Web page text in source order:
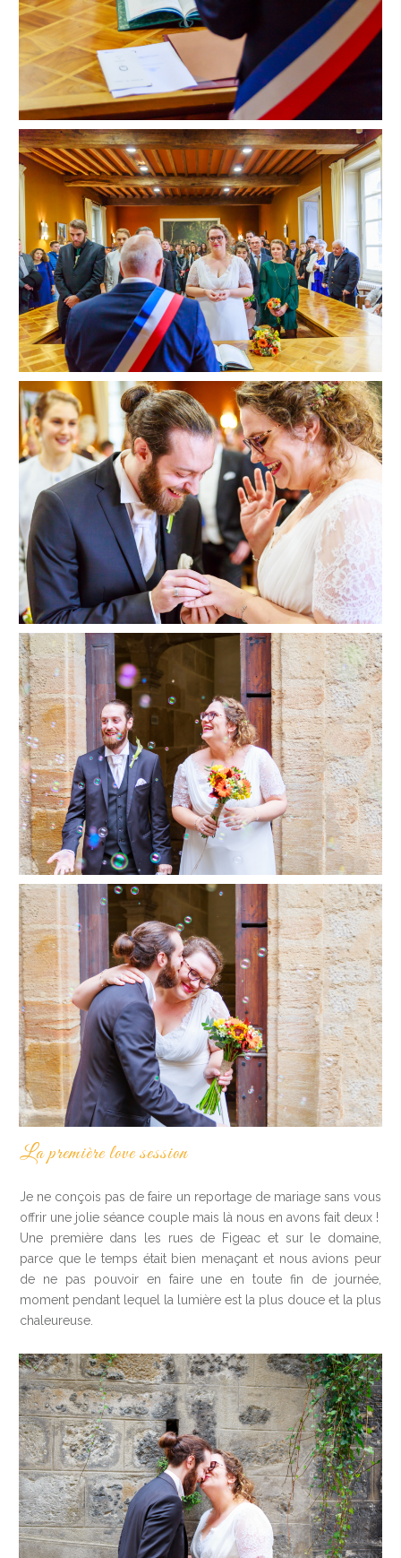
La première love session
Je ne conçois pas de faire un reportage de mariage sans vous
offrir une jolie séance couple mais là nous en avons fait deux !
Une première dans les rues de Figeac et sur le domaine,
parce que le temps était bien menaçant et nous avions peur
de ne pas pouvoir en faire une en toute fin de journée,
moment pendant lequel la lumière est la plus douce et la plus
chaleureuse.